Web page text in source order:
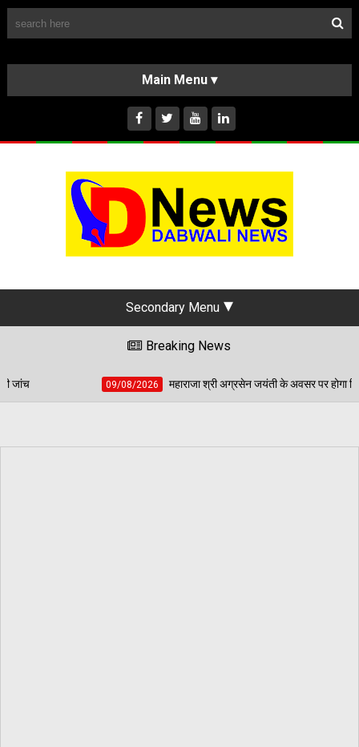
HOME
ABOUT US
INSTAGRAM
Secondary Menu
Breaking News
महाराजा श्री अग्रसेन जयंती के अवसर पर होगा विशाल जागरण - संस्था के नए सदस्यों